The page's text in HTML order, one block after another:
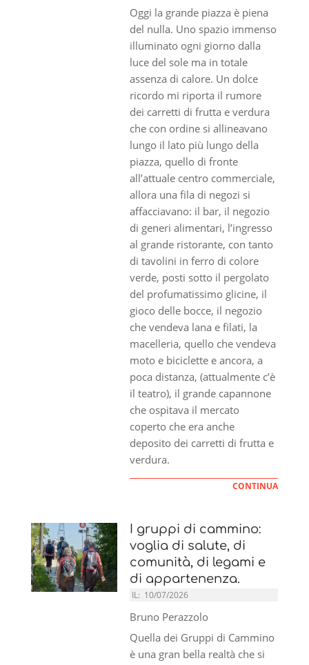
Oggi la grande piazza è piena
del nulla. Uno spazio immenso
illuminato ogni giorno dalla
luce del sole ma in totale
assenza di calore. Un dolce
ricordo mi riporta il rumore
dei carretti di frutta e verdura
che con ordine si allineavano
lungo il lato più lungo della
piazza, quello di fronte
all’attuale centro commerciale,
allora una fila di negozi si
affacciavano: il bar, il negozio
di generi alimentari, l’ingresso
al grande ristorante, con tanto
di tavolini in ferro di colore
verde, posti sotto il pergolato
del profumatissimo glicine, il
gioco delle bocce, il negozio
che vendeva lana e filati, la
macelleria, quello che vendeva
moto e biciclette e ancora, a
poca distanza, (attualmente c’è
il teatro), il grande capannone
che ospitava il mercato
coperto che era anche
deposito dei carretti di frutta e
verdura.
CONTINUA
I gruppi di cammino:
voglia di salute, di
comunità, di legami e
di appartenenza.
IL: 10/07/2026
Bruno Perazzolo
Quella dei Gruppi di Cammino
è una gran bella realtà che si